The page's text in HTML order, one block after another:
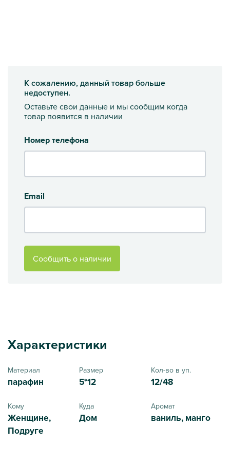
К сожалению, данный товар больше
недоступен.
Оставьте свои данные и мы сообщим когда
товар появится в наличии
Номер телефона
Email
Сообщить о наличии
Характеристики
Материал
парафин
Размер
5*12
Кол-во в уп.
12/48
Кому
Женщине,
Подруге
Куда
Дом
Аромат
ваниль, манго